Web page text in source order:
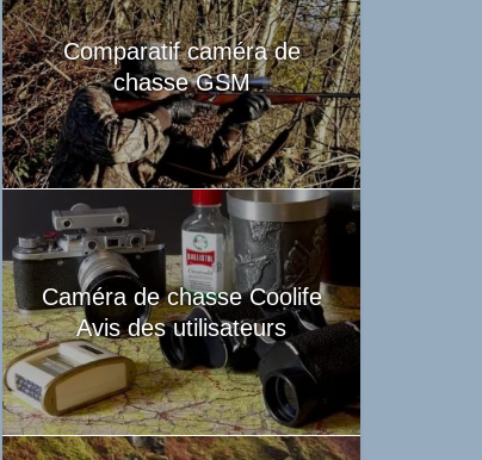
Comparatif caméra de
chasse GSM
Caméra de chasse Coolife
Avis des utilisateurs